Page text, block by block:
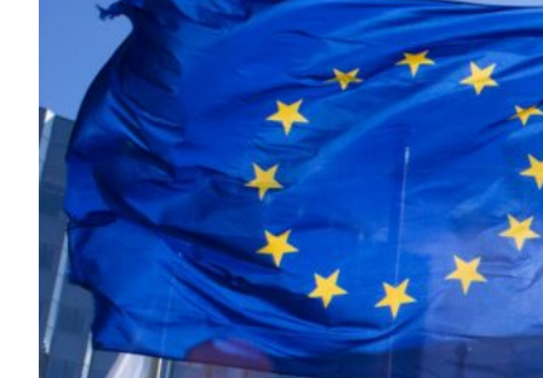
Consenso
Questo sito web utilizza i cookie
Utilizziamo i cookie per personalizzare contenuti ed
Condividiamo inoltre informazioni sul modo in cui utilizzi il